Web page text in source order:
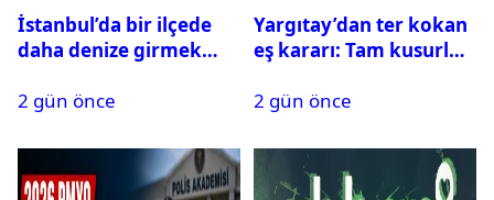
İstanbul’da bir ilçede
daha denize girmek
2 gün önce
Yargıtay’dan ter kokan
eş kararı: Tam kusurlu
2 gün önce